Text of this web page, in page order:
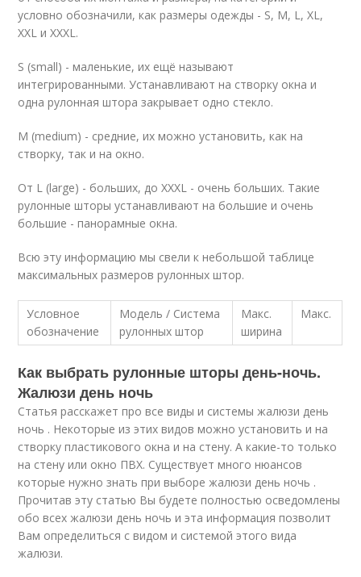
условно обозначили, как размеры одежды - S, M, L, XL,
XXL и XXXL.
S (small) - маленькие, их ещё называют
интегрированными. Устанавливают на створку окна и
одна рулонная штора закрывает одно стекло.
M (medium) - средние, их можно установить, как на
створку, так и на окно.
От L (large) - больших, до XXXL - очень больших. Такие
рулонные шторы устанавливают на большие и очень
большие - панорамные окна.
Всю эту информацию мы свели к небольшой таблице
максимальных размеров рулонных штор.
Условное
обозначение
Модель / Система
рулонных штор
Макс.
ширина
Макс.
Как выбрать рулонные шторы день-ночь.
Жалюзи день ночь
Статья расскажет про все виды и системы жалюзи день
ночь . Некоторые из этих видов можно установить и на
створку пластикового окна и на стену. А какие-то только
на стену или окно ПВХ. Существует много нюансов
которые нужно знать при выборе жалюзи день ночь .
Прочитав эту статью Вы будете полностью осведомлены
обо всех жалюзи день ночь и эта информация позволит
Вам определиться с видом и системой этого вида
жалюзи.